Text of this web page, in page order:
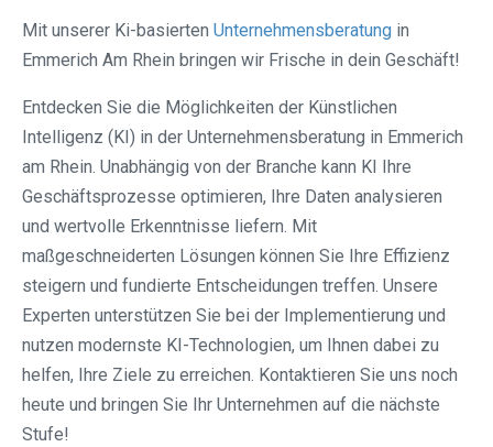
Mit unserer Ki-basierten Unternehmensberatung in
Emmerich Am Rhein bringen wir Frische in dein Geschäft!
Entdecken Sie die Möglichkeiten der Künstlichen
Intelligenz (KI) in der Unternehmensberatung in Emmerich
am Rhein. Unabhängig von der Branche kann KI Ihre
Geschäftsprozesse optimieren, Ihre Daten analysieren
und wertvolle Erkenntnisse liefern. Mit
maßgeschneiderten Lösungen können Sie Ihre Effizienz
steigern und fundierte Entscheidungen treffen. Unsere
Experten unterstützen Sie bei der Implementierung und
nutzen modernste KI-Technologien, um Ihnen dabei zu
helfen, Ihre Ziele zu erreichen. Kontaktieren Sie uns noch
heute und bringen Sie Ihr Unternehmen auf die nächste
Stufe!